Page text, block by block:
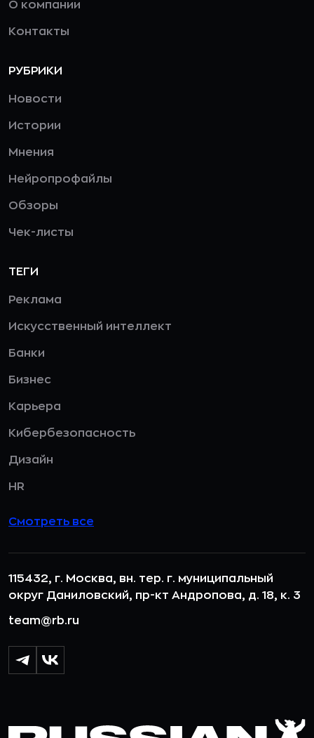
О компании
Контакты
РУБРИКИ
Новости
Истории
Мнения
Нейропрофайлы
Обзоры
Чек-листы
ТЕГИ
Реклама
Искусственный интеллект
Банки
Бизнес
Карьера
Кибербезопасность
Дизайн
HR
Смотреть все
115432, г. Москва, вн. тер. г. муниципальный
округ Даниловский, пр-кт Андропова, д. 18, к. 3
team@rb.ru